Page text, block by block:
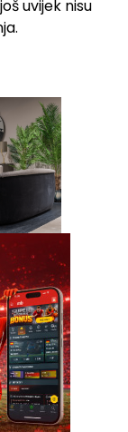
uvijek nisu